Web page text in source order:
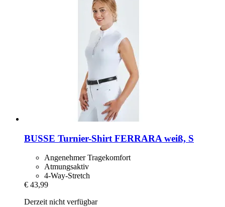
BUSSE Turnier-​Shirt FERRARA weiß, S
Angenehmer Tragekomfort
Atmungsaktiv
4-Way-Stretch
€ 43,99
Derzeit nicht verfügbar